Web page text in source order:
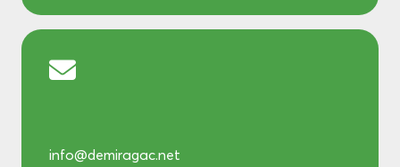
info@demiragac.net